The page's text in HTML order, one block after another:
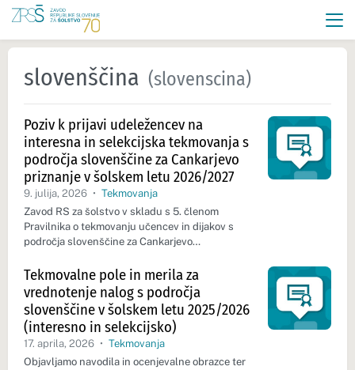
slovenščina (slovenscina)
Poziv k prijavi udeležencev na
interesna in selekcijska tekmovanja s
področja slovenščine za Cankarjevo
priznanje v šolskem letu 2026/2027
9. julija, 2026 • Tekmovanja
Zavod RS za šolstvo v skladu s 5. členom
Pravilnika o tekmovanju učencev in dijakov s
področja slovenščine za Cankarjevo…
Tekmovalne pole in merila za
vrednotenje nalog s področja
slovenščine v šolskem letu 2025/2026
(interesno in selekcijsko)
17. aprila, 2026 • Tekmovanja
Objavljamo navodila in ocenjevalne obrazce ter